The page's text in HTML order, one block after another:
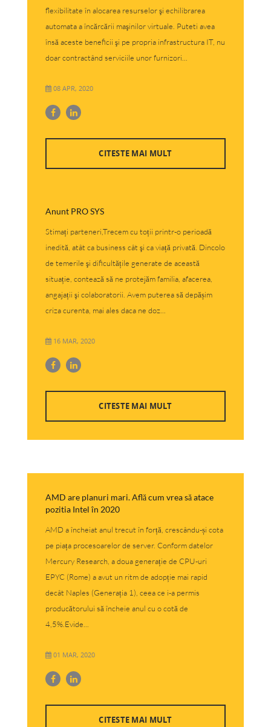
flexibilitate în alocarea resurselor şi echilibrarea
automata a încărcării maşinilor virtuale. Puteti avea
însă aceste beneficii şi pe propria infrastructura IT, nu
doar contractând serviciile unor furnizori...
08 APR, 2020
CITESTE MAI MULT
Anunt PRO SYS
Stimați parteneri,Trecem cu toții printr-o perioadă
inedită, atât ca business cât şi ca viață privată. Dincolo
de temerile şi dificultățile generate de această
situație, contează să ne protejăm familia, afacerea,
angajații şi colaboratorii. Avem puterea să depășim
criza curenta, mai ales daca ne doz...
16 MAR, 2020
CITESTE MAI MULT
AMD are planuri mari. Află cum vrea să atace
pozitia Intel în 2020
AMD a încheiat anul trecut în forță, crescându-și cota
pe piața procesoarelor de server. Conform datelor
Mercury Research, a doua generație de CPU-uri
EPYC (Rome) a avut un ritm de adopție mai rapid
decât Naples (Generația 1), ceea ce i-a permis
producătorului să încheie anul cu o cotă de
4,5%.Evide...
01 MAR, 2020
CITESTE MAI MULT